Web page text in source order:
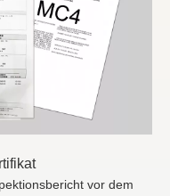
vor dem